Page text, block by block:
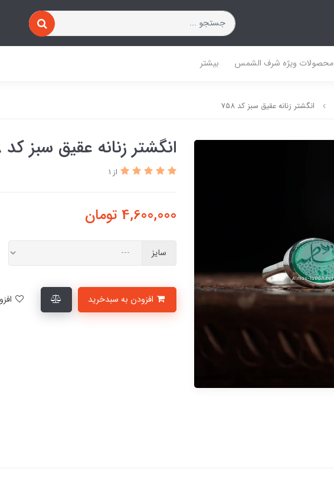
محصولات ویژه شرف الشمس بیشتر
انگشتر زنانه عقیق سبز کد 758
انگشتر زنانه عقیق سبز کد 758
از 1
4,600,000 تومان
سایز